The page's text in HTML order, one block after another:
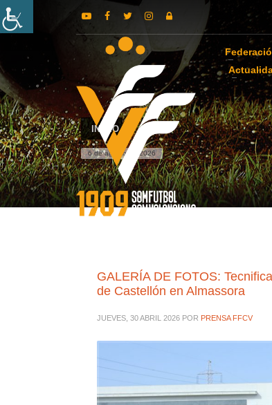
INICIO
6 de agosto de 2026
GALERÍA DE FOTOS:
de Castellón en Almassora
JUEVES, 30 ABRIL 2026 POR PRENSA FFCV